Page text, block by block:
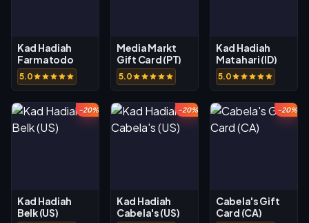
Kad Hadiah
Farmatodo
(CO)
5.0
Media Markt
Gift Card (PT)
5.0
Kad Hadiah
Matahari (ID)
5.0
-20%
Kad Hadiah
Belk (US)
-20%
Kad Hadiah
Cabela's (US)
-20%
Cabela's Gift
Card (CA)